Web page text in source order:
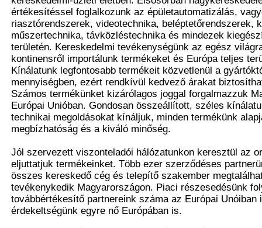
értékesítéssel foglalkozunk az épületautomatizálás,
riasztórendszerek, videotechnika, beléptetőrendszerek,
műszertechnika, távközléstechnika és mindezek
területén. Kereskedelmi tevékenységünk az egész
kontinensről importálunk termékeket és Európa teljes
Kínálatunk legfontosabb termékeit közvetlenül a
mennyiségben, ezért rendkívül kedvező árakat
Számos termékünket kizárólagos joggal forgalmazzuk
Európai Unióban. Gondosan összeállított, széles
technikai megoldásokat kínáljuk, minden termékünk
megbízhatóság és a kiváló minőség.
Jól szervezett viszonteladói hálózatunkon keresztül az
eljuttatjuk termékeinket. Több ezer szerződéses
összes kereskedő cég és telepítő szakember
tevékenykedik Magyarországon. Piaci részesedésünk
továbbértékesítő partnereink száma az Európai Unóiban
érdekeltségünk egyre nő Európában is.